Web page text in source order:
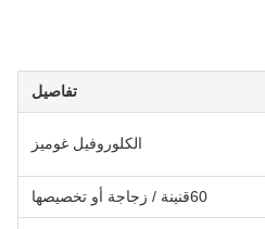
تفاصيل
الكلوروفيل غوميز
60قنينة / زجاجة أو تخصيصها